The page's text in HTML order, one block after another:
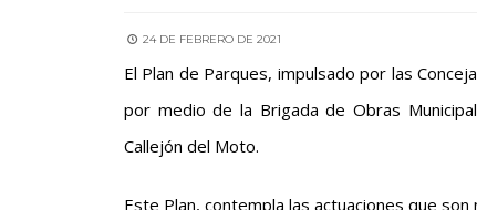
24 DE FEBRERO DE 2021
El Plan de Parques, impulsado por las
por medio de la Brigada de Obras
Callejón del Moto.
Este Plan, contempla las actuaciones que